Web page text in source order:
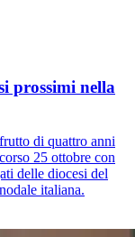
prossimi nella
di quattro anni
25 ottobre con
delle diocesi del
italiana.